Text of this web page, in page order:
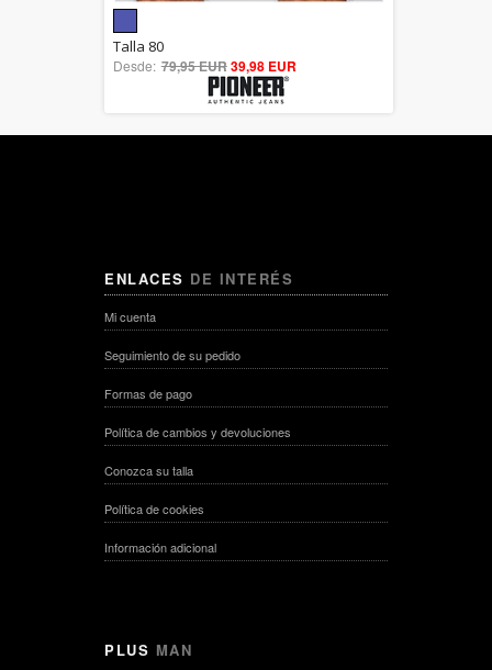
out of 5
Talla 80
Desde: 79,95 EUR39,98 EUR
ENLACES DE INTERÉS
Mi cuenta
Seguimiento de su pedido
Formas de pago
Política de cambios y devoluciones
Conozca su talla
Política de cookies
Información adicional
PLUS MAN